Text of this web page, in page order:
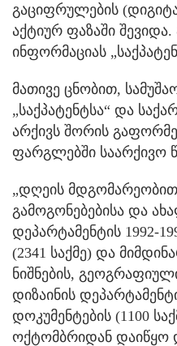
გაციფრულების
აქტიურ ფაზაში შევიდა.
ინფორმაციას
მათივე ცნობით,
„საქპატენტსა“ და
არქივს შორის
ფარგლებში საარქივო
„დღეის მდგომარეობით
გამოგონებებისა და
დეპარტამენტის 1992-
(2341 საქმე) და
ნიშნების,
დიზაინის
დოკუმენტების (1100
ოქტომბრიდან დაიწყო